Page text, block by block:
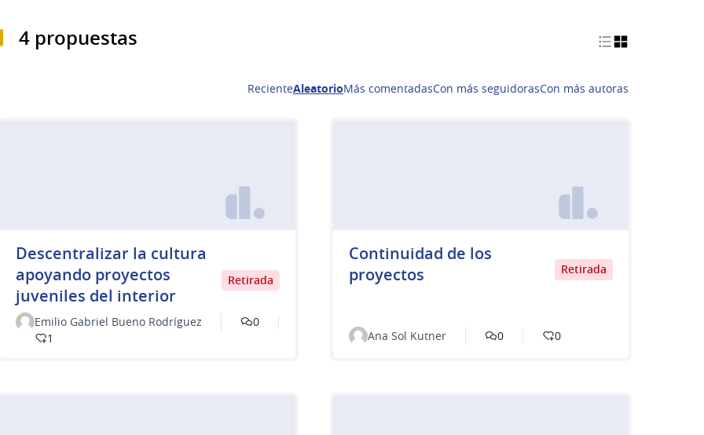
4 propuestas
RecienteAleatorioMás comentadasCon más seguidorasCon más autoras
Descentralizar la cultura
apoyando proyectos
juveniles del interior
Retirada
Emilio Gabriel Bueno Rodríguez
0
1
Continuidad de los
proyectos
Retirada
Ana Sol Kutner 0 0